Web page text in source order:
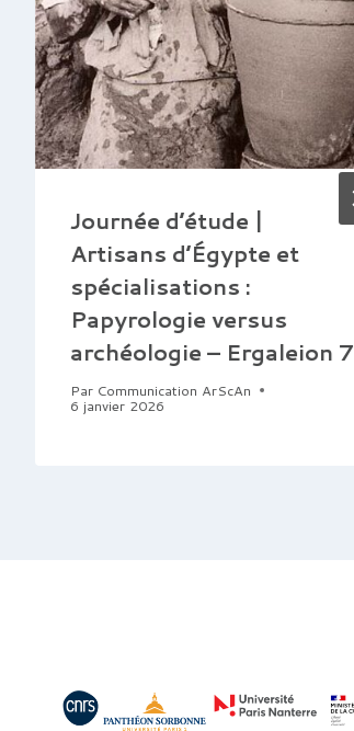
Journée d’étude |
Artisans d’Égypte et
spécialisations :
Papyrologie versus
archéologie – Ergaleion 7
Par Communication ArScAn
6 janvier 2026